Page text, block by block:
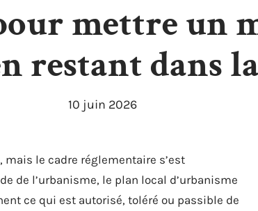
mettre un
restant dans
10 juin 2026
le cadre réglementaire s’est
de l’urbanisme, le plan local d’urbanisme
ce qui est autorisé, toléré ou passible de